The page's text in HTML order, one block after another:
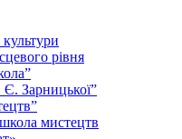
рівня
Зарницької”
мистецтв